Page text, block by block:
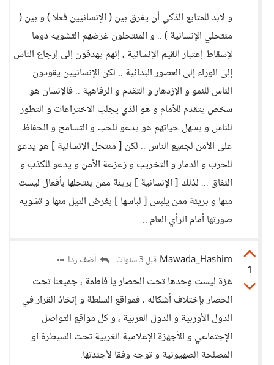
و لابد للمتابع الذكي أن يفرق بين ( الإنسانيين فعلا ) و بين (
منتحلي الإنسانية ) .. و المنتحلون غرضهم التشويه دوما
لإسقاط إعتبار القيم الإنسانية ، إنهم يهدفون إلى إرجاع الناس
إلى الوراء إلى العصور البدائية .. لكن الإنسانيين يقودون
الناس للنمو و الإزدهار و التقدم و الرفاهية .. فالإنسان هو
شخص يتقدم للأمام و هو الذي يجلب الاختراعات و التطور
للناس و يسهل حياتهم هو يدعو للحب و التسامح و الحفاظ
على الأمن لجميع الناس .. لكن [ منتحل الإنسانية ] هو يدعو
للحرب و الدمار و التخريب و زعزعة الأمن و يدعو للكذب و
النفاق ... لذلك [ الإنسانية ] بريئة ممن ينتحلها بأفعال ليست
منها و بريئة ممن يلبس [ لباسها ] بغرض النيل منها و تشويه
صورتها أمام الرأي العام ..
1
Mawada_Hashim قبل 3 سنوات أضف ردا
غزة ليست وحدها تحت الحصار يا فاطمة ، جميعنا تحت
الحصار بإختلاف أشكاله ، فمواقع السلطة و إتخاذ القرار في
الدول الأوربية و الدول العربية ، و كل مواقع التواصل
الإجتماعي و الأجهزة الإعلامية الغربية تحت السيطرة او
المصلحة الصهيونية و توجه وفقا لأجندتها.